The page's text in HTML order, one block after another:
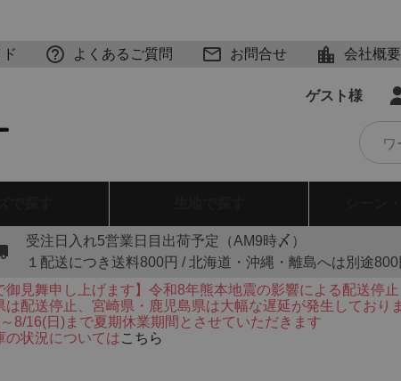
よくあるご質問 お問合せ 会社概要
ゲスト様
受注日入れ5営業日目出荷予定（AM9時〆）
１配送につき送料800円 / 北海道・沖縄・離島へは別途800
御見舞申し上げます】令和8年熊本地震の影響による配送停
配送停止、宮崎県・鹿児島県は大幅な遅延が発生しており
8/16(日)まで夏期休業期間とさせていただきます
の状況についてはこちら